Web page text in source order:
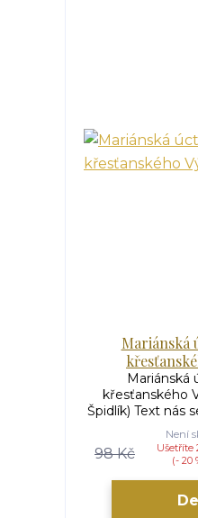
Mariánská
Mariánská
křesťanského
Špidlík) Text nás
98 Kč
Ušetříte
(- 20
Není